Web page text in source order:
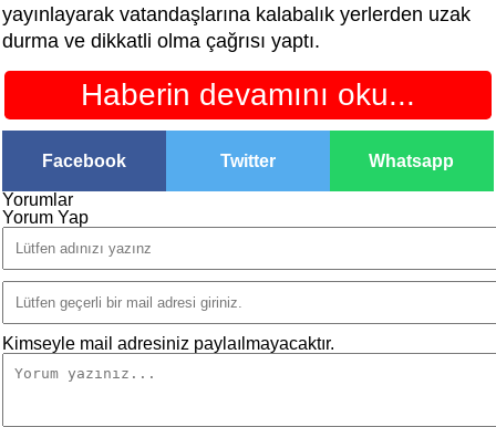
yayınlayarak vatandaşlarına kalabalık yerlerden uzak
durma ve dikkatli olma çağrısı yaptı.
Haberin devamını oku...
Facebook Twitter Whatsapp
Yorumlar
Yorum Yap
Kimseyle mail adresiniz paylaılmayacaktır.